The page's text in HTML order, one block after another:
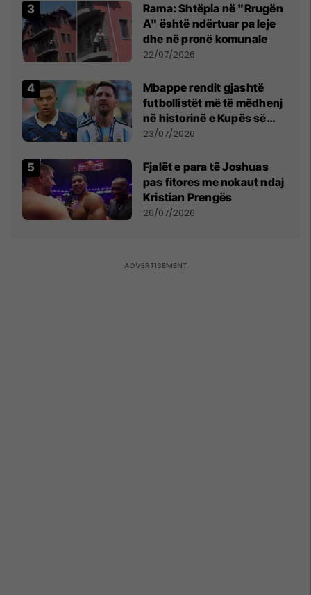
Rama: Shtëpia në "Rrugën
A" është ndërtuar pa leje
dhe në pronë komunale
22/07/2026
Mbappe rendit gjashtë
futbollistët më të mëdhenj
në historinë e Kupës së
Botës, Messi mbetet i dyti
23/07/2026
Fjalët e para të Joshuas
pas fitores me nokaut ndaj
Kristian Prengës
26/07/2026